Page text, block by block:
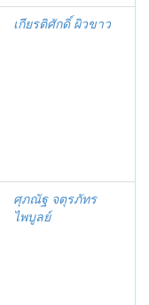
เกียรติศักดิ์ ผิวขาว
ศุภณัฐ จตุรภัทร
ไพบูลย์